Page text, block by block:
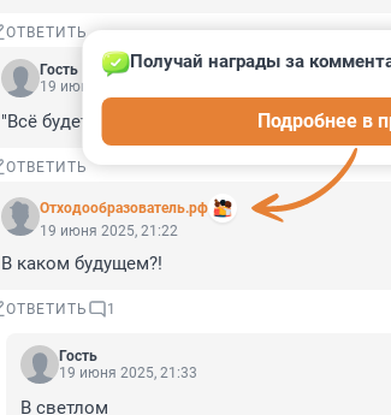
ОТВЕТИТЬ
Гость
19 июня 2025, 21:28
"Всё будет, но не сразу". (с)
ОТВЕТИТЬ
Отходообразователь.рф
Получай награды за
Подробнее в
19 июня 2025, 21:22
В каком будущем?!
ОТВЕТИТЬ 1
Гость
19 июня 2025, 21:33
В светлом